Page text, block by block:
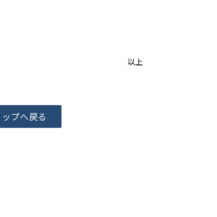
以上
プへ戻る